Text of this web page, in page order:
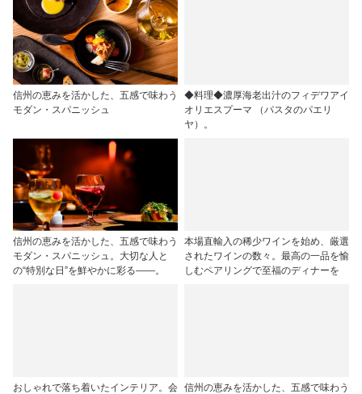
信州の恵みを活かした、五感で味わう
モダン・スパニッシュ
◆料理◆濃厚海老出汁のフィデワアイ
オリエスプーマ （パスタのパエリ
ヤ）。
信州の恵みを活かした、五感で味わう
モダン・スパニッシュ。大切な人と
の“特別な日”を鮮やかに彩る――。
本場直輸入の稀少ワインを始め、厳選
されたワインの数々。最高の一品を愉
しむペアリングで至福のディナーを
おしゃれで落ち着いたインテリア。会 信州の恵みを活かした、五感で味わう